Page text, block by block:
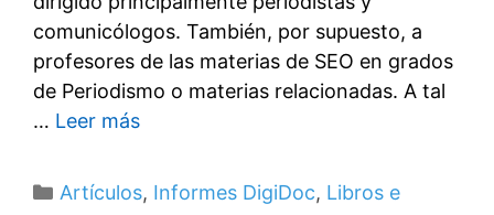
comunicólogos. También, por supuesto, a
profesores de las materias de SEO en grados
de Periodismo o materias relacionadas. A tal
… Leer más
Categorías
Artículos, Informes DigiDoc, Libros e